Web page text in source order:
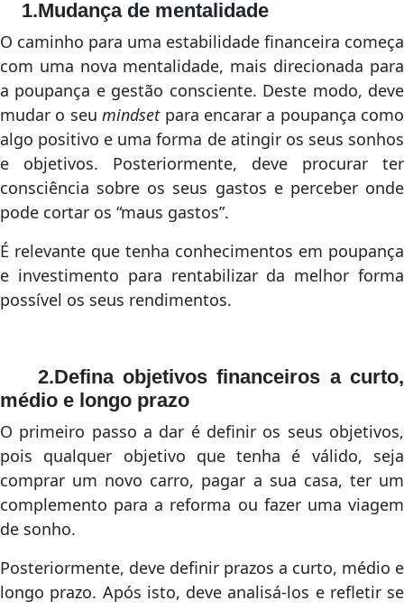
1.Mudança de mentalidade
O caminho para uma estabilidade financeira começa
com uma nova mentalidade, mais direcionada para
a poupança e gestão consciente. Deste modo, deve
mudar o seumindsetpara encarar a poupança como
algo positivo e uma forma de atingir os seus sonhos
e objetivos. Posteriormente, deve procurar ter
consciência sobre os seus gastos e perceber onde
pode cortar os “maus gastos”.
É relevante que tenha conhecimentos em poupança
e investimento para rentabilizar da melhor forma
possível os seus rendimentos.
2.Defina objetivos financeiros a curto,
médio e longo prazo
O primeiro passo a dar é definir os seus objetivos,
pois qualquer objetivo que tenha é válido, seja
comprar um novo carro, pagar a sua casa, ter um
complemento para a reforma ou fazer uma viagem
de sonho.
Posteriormente, deve definir prazos a curto, médio e
longo prazo. Após isto, deve analisá-los e refletir se